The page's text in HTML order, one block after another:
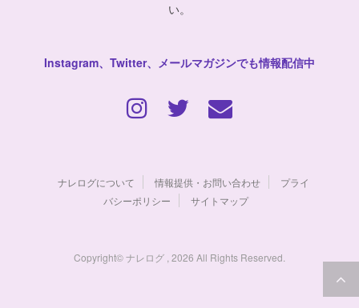
い。
Instagram、Twitter、メールマガジンでも情報配信中
ナレログについて 情報提供・お問い合わせ
プライ
バシーポリシー
サイトマップ
Copyright© ナレログ , 2026 All Rights Reserved.